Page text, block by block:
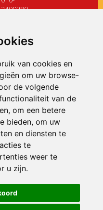
van cookies en
om uw browse-
de volgende
van de
, om een betere
bieden, om uw
en diensten te
te
weer te
u zijn.
2499280
VAN
rechten voorbehouden
|RSIN en Anbi
MindOffice